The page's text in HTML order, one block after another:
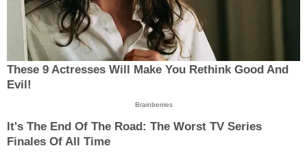
These 9 Actresses Will Make You Rethink Good And
Evil!
Brainberries
It's The End Of The Road: The Worst TV Series
Finales Of All Time